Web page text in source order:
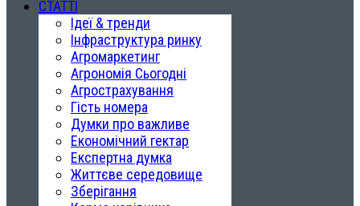
СТАТТІ
Ідеї & тренди
Інфраструктура ринку
Агромаркетинг
Агрономія Сьогодні
Агрострахування
Гість номера
Думки про важливе
Економічний гектар
Експертна думка
Життєве середовище
Зберігання